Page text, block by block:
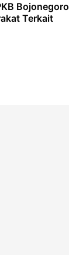
Bojonegoro
Terkait